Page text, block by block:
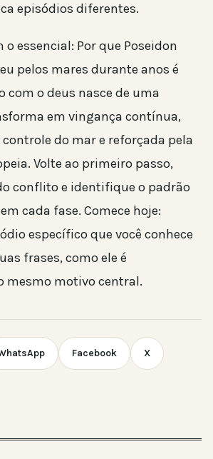
episódios diferentes.
o essencial: Por que Poseidon
pelos mares durante anos é
com o deus nasce de uma
em vingança contínua,
do mar e reforçada pela
Volte ao primeiro passo,
conflito e identifique o padrão
cada fase. Comece hoje:
específico que você conhece
frases, como ele é
mesmo motivo central.
Facebook X